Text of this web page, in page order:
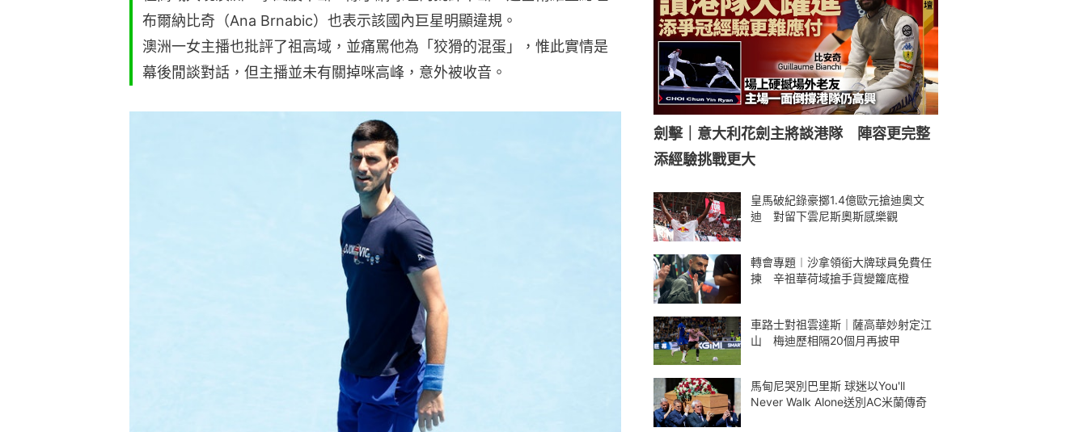
布爾納比奇（Ana Brnabic）也表示該國內巨星明顯違規。
澳洲一女主播也批評了祖高域，並痛罵他為「狡猾的混蛋」，惟此實情是
幕後閒談對話，但主播並未有關掉咪高峰，意外被收音。
劍擊｜意大利花劍主將談港隊 陣容更完整
添經驗挑戰更大
皇馬破紀錄豪擲1.4億歐元搶迪奧文
迪 對留下雲尼斯奧斯感樂觀
轉會專題︱沙拿領銜大牌球員免費任
揀 辛祖華荷域搶手貨變籮底橙
車路士對祖雲達斯｜薩高華妙射定江
山 梅迪歷相隔20個月再披甲
馬甸尼哭別巴里斯 球迷以You'll
Never Walk Alone送別AC米蘭傳奇